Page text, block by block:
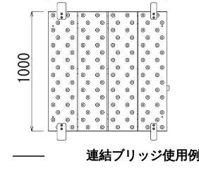
連結ブリッジ使用例